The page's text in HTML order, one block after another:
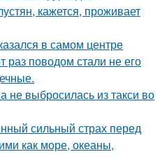
кажется, проживает
в самом центре
раз поводом стали не его
выбросилась из такси во
сильный страх перед
как море, океаны,